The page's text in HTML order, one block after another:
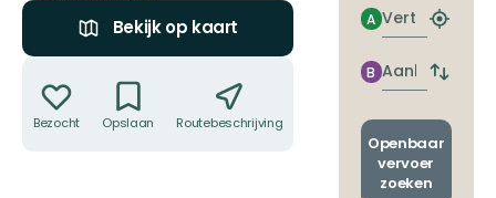
Bekijk op kaart
Bezocht Opslaan Routebeschrijving
Vertrek
A
Zoek
halte
Aankomst
B
Wissel
en
Openbaar
vervoer
zoeken